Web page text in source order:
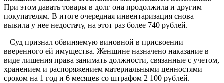
При этом давать товары в долг она продолжила и другим
покупателям. В итоге очередная инвентаризация снова
вывила у нее недостачу, на этот раз более 740 рублей.
– Суд признал обвиняемую виновной в присвоении
вверенного ей имущества. Женщине назначено наказание в
виде лишения права занимать должности, связанные с учетом,
хранением и распоряжением материальными ценностями
сроком на 1 год и 6 месяцев со штрафом 2 100 рублей.